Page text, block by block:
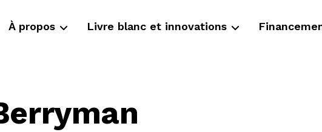
À propos Livre blanc et innovations